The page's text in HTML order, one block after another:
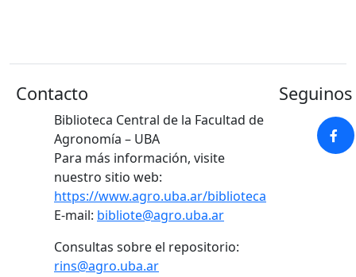
Contacto
Biblioteca Central de la Facultad de
Agronomía – UBA
Para más información, visite
nuestro sitio web:
https://www.agro.uba.ar/biblioteca
E-mail: bibliote@agro.uba.ar
Consultas sobre el repositorio:
rins@agro.uba.ar